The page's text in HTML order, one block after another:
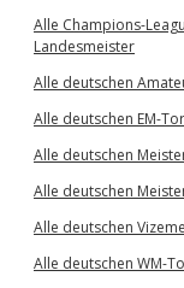
Alle Champions-
Landesmeister
Alle deutschen
Alle deutschen EM-
Alle deutschen
Alle deutschen
Alle deutschen
Alle deutschen WM-